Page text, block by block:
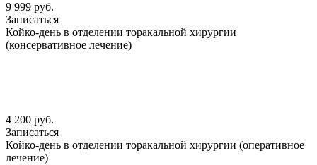
9 999 руб.
Записаться
Койко-день в отделении торакальной хирургии
(консервативное лечение)
4 200 руб.
Записаться
Койко-день в отделении торакальной хирургии (оперативное
лечение)